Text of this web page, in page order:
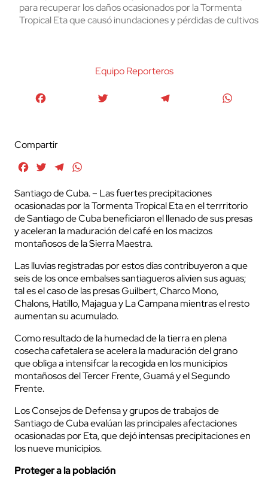
para recuperar los daños ocasionados por la Tormenta
Tropical Eta que causó inundaciones y pérdidas de cultivos
Equipo Reporteros
Compartir
FacebookTwitterTelegram
Santiago de Cuba. – Las fuertes precipitaciones
ocasionadas por la Tormenta Tropical Eta en el terrritorio
de Santiago de Cuba beneficiaron el llenado de sus presas
y aceleran la maduración del café en los macizos
montañosos de la Sierra Maestra.
Las lluvias registradas por estos días contribuyeron a que
seis de los once embalses santiagueros alivien sus aguas;
tal es el caso de las presas Guilbert, Charco Mono,
Chalons, Hatillo, Majagua y La Campana mientras el resto
aumentan su acumulado.
Como resultado de la humedad de la tierra en plena
cosecha cafetalera se acelera la maduración del grano
que obliga a intensifcar la recogida en los municipios
montañosos del Tercer Frente, Guamá y el Segundo
Frente.
Los Consejos de Defensa y grupos de trabajos de
Santiago de Cuba evalúan las principales afectaciones
ocasionadas por Eta, que dejó intensas precipitaciones en
los nueve municipios.
Proteger a la población